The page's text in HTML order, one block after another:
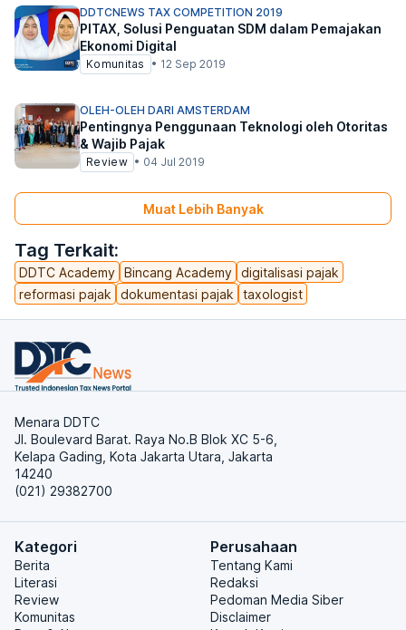
Tag Terkait:
DDTC Academy Bincang Academy digitalisasi pajak
reformasi pajak
dokumentasi pajak taxologist
DDTCNEWS TAX COMPETITION 2019
PITAX, Solusi Penguatan SDM dalam Pemajakan
Ekonomi Digital
Komunitas • 12 Sep 2019
OLEH-OLEH DARI AMSTERDAM
Pentingnya Penggunaan Teknologi oleh Otoritas
& Wajib Pajak
Review • 04 Jul 2019
Muat Lebih Banyak
Menara DDTC
Jl. Boulevard Barat. Raya No.B Blok XC 5-6,
Kelapa Gading, Kota Jakarta Utara, Jakarta
14240
(021) 29382700
Kategori
Berita
Literasi
Review
Komunitas
Perusahaan
Tentang Kami
Redaksi
Pedoman Media Siber
Disclaimer